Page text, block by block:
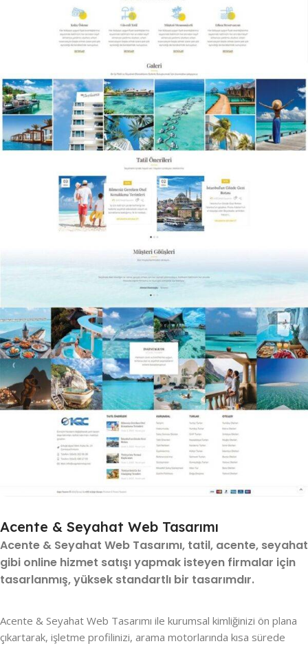
Acente & Seyahat Web Tasarımı
Acente & Seyahat Web Tasarımı, tatil, acente, seyahat
gibi online hizmet satışı yapmak isteyen firmalar için
tasarlanmış, yüksek standartlı bir tasarımdır.
Acente & Seyahat Web Tasarımı ile kurumsal kimliğinizi ön plana
çıkartarak, işletme profilinizi, arama motorlarında kısa sürede